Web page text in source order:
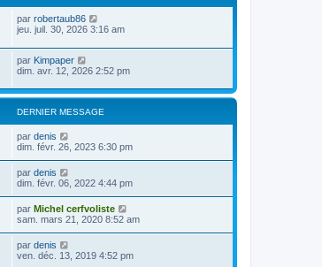
par robertaub86
jeu. juil. 30, 2026 3:16 am
par Kimpaper
dim. avr. 12, 2026 2:52 pm
DERNIER MESSAGE
par denis
dim. févr. 26, 2023 6:30 pm
par denis
dim. févr. 06, 2022 4:44 pm
par Michel cerfvoliste
sam. mars 21, 2020 8:52 am
par denis
ven. déc. 13, 2019 4:52 pm